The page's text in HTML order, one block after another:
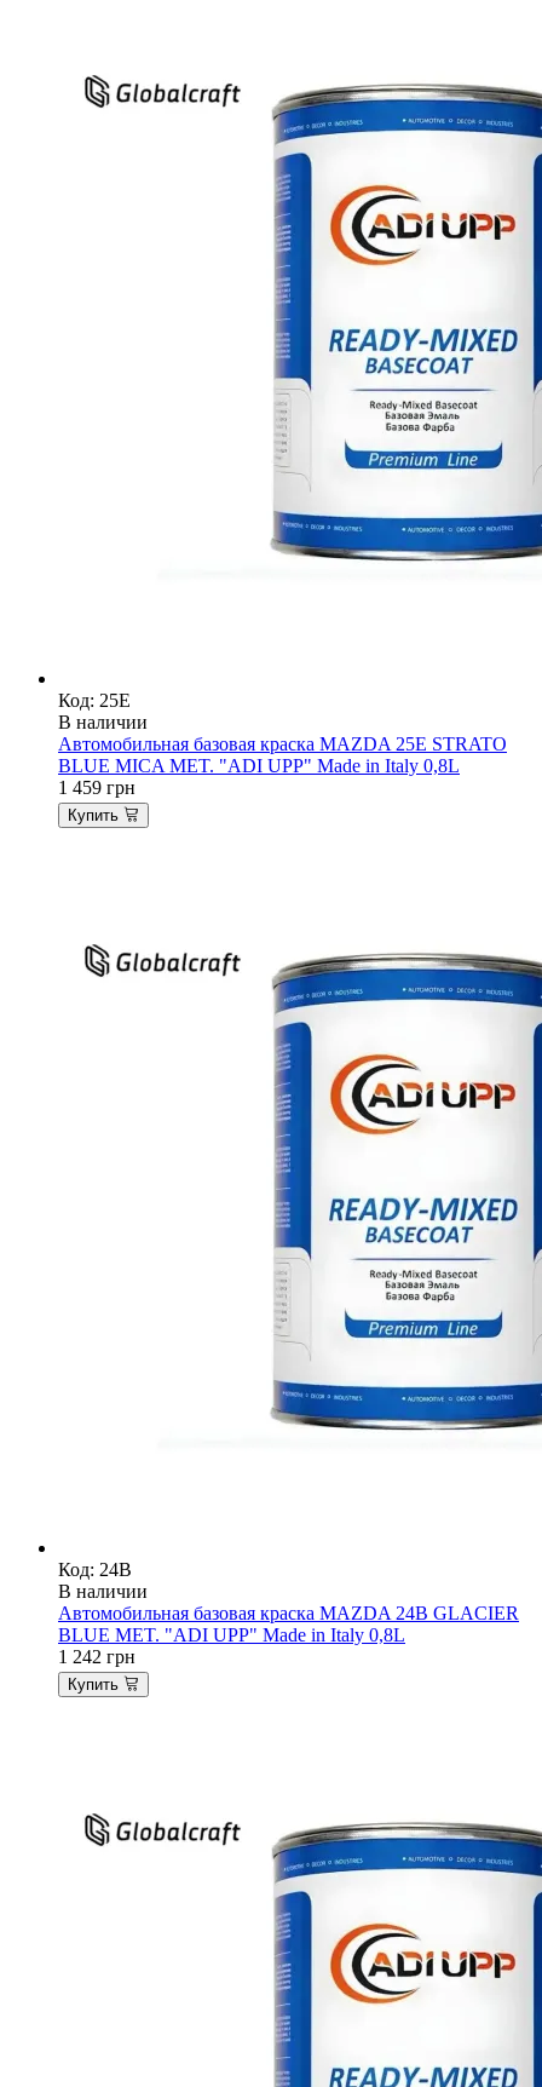
Код: 25E
В наличии
Автомобильная базовая краска MAZDA 25E STRATO
BLUE MICA MET. "ADI UPP" Made in Italy 0,8L
1 459 грн
Купить
Код: 24B
В наличии
Автомобильная базовая краска MAZDA 24B GLACIER
BLUE MET. "ADI UPP" Made in Italy 0,8L
1 242 грн
Купить